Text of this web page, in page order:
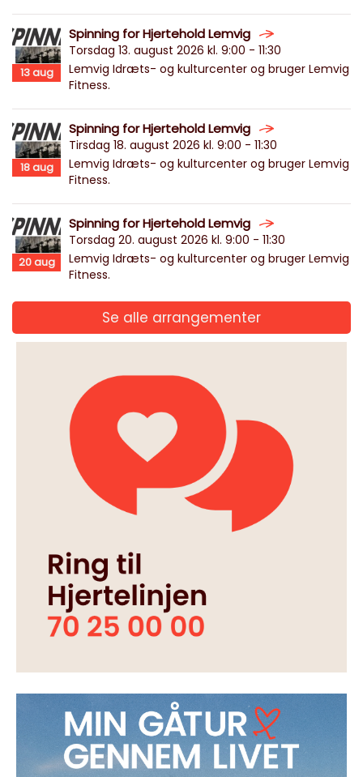
13aug
Spinning for Hjertehold Lemvig
Torsdag 13. august 2026 kl. 9:00 - 11:30
Lemvig Idræts- og kulturcenter og bruger Lemvig
Fitness.
18aug
Spinning for Hjertehold Lemvig
Tirsdag 18. august 2026 kl. 9:00 - 11:30
Lemvig Idræts- og kulturcenter og bruger Lemvig
Fitness.
20aug
Spinning for Hjertehold Lemvig
Torsdag 20. august 2026 kl. 9:00 - 11:30
Lemvig Idræts- og kulturcenter og bruger Lemvig
Fitness.
Se alle arrangementer